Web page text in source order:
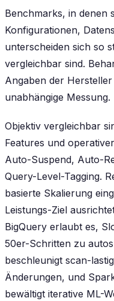
Benchmarks, in denen
Konfigurationen,
unterscheiden sich so
vergleichbar sind.
Angaben der
unabhängige Messung.
Objektiv vergleichbar
Features und
Auto-Suspend, Auto-
Query-Level-Tagging.
basierte Skalierung
Leistungs-Ziel
BigQuery erlaubt es,
50er-Schritten zu
beschleunigt scan-
Änderungen, und
bewältigt iterative ML-